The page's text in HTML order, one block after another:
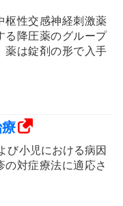
枢性交感神経刺激薬
る降圧薬のグループ
薬は錠剤の形で入手
び小児における病因
の対症療法に適応さ